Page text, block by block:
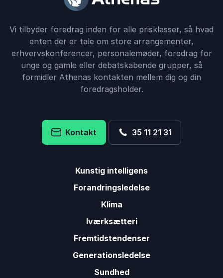
Vi tilbyder foredrag inden for alle prisklasser, så hvad
enten der er tale om store arrangementer,
erhvervskonferencer, personalemøder, foredrag for
unge og gamle eller debatskabende grupper, så
formidler Athenas kontakten mellem dig og din
foredragsholder.
Kontakt 35 11 21 31
Kunstig intelligens
Forandringsledelse
Klima
Iværksætteri
Fremtidstendenser
Generationsledelse
Sundhed